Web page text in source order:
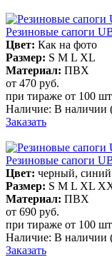
Резиновые сапоги
Цвет: Как на фото
Размер: S M L XL
Материал: ПВХ
от 470 руб.
при тираже от 100
Наличие: В наличии
Заказать
Резиновые сапоги
Цвет: черный, синий
Размер: S M L XL
Материал: ПВХ
от 690 руб.
при тираже от 100
Наличие: В наличии
Заказать